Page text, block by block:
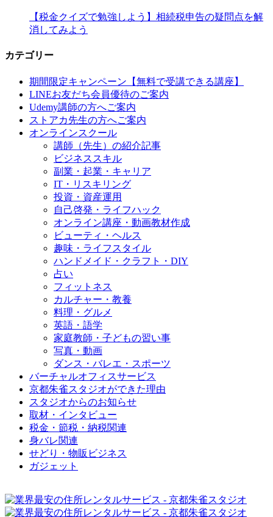
【税金クイズで勉強しよう】相続税申告の疑問点を解
消してみよう
カテゴリー
期間限定キャンペーン【無料で受講できる講座】
LINEお友だち会員優待のご案内
Udemy講師の方へご案内
ストアカ先生の方へご案内
オンラインスクール
講師（先生）の紹介記事
ビジネススキル
副業・起業・キャリア
IT・リスキリング
投資・資産運用
自己啓発・ライフハック
オンライン講座・動画教材作成
ビューティ・ヘルス
趣味・ライフスタイル
ハンドメイド・クラフト・DIY
占い
フィットネス
カルチャー・教養
料理・グルメ
英語・語学
家庭教師・子どもの習い事
写真・動画
ダンス・バレエ・スポーツ
バーチャルオフィスサービス
京都朱雀スタジオができた理由
スタジオからのお知らせ
取材・インタビュー
税金・節税・納税関連
身バレ関連
せどり・物販ビジネス
ガジェット